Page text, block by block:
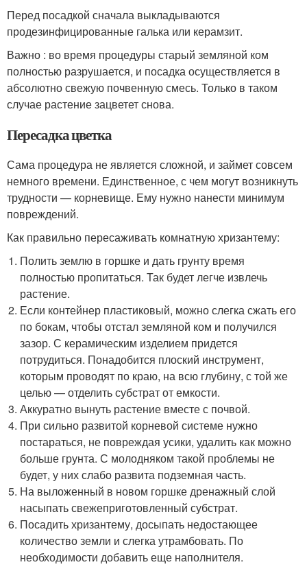
Перед посадкой сначала выкладываются
продезинфицированные галька или керамзит.
Важно : во время процедуры старый земляной ком
полностью разрушается, и посадка осуществляется в
абсолютно свежую почвенную смесь. Только в таком
случае растение зацветет снова.
Пересадка цветка
Сама процедура не является сложной, и займет совсем
немного времени. Единственное, с чем могут возникнуть
трудности — корневище. Ему нужно нанести минимум
повреждений.
Как правильно пересаживать комнатную хризантему:
Полить землю в горшке и дать грунту время
полностью пропитаться. Так будет легче извлечь
растение.
Если контейнер пластиковый, можно слегка сжать его
по бокам, чтобы отстал земляной ком и получился
зазор. С керамическим изделием придется
потрудиться. Понадобится плоский инструмент,
которым проводят по краю, на всю глубину, с той же
целью — отделить субстрат от емкости.
Аккуратно вынуть растение вместе с почвой.
При сильно развитой корневой системе нужно
постараться, не повреждая усики, удалить как можно
больше грунта. С молодняком такой проблемы не
будет, у них слабо развита подземная часть.
На выложенный в новом горшке дренажный слой
насыпать свежеприготовленный субстрат.
Посадить хризантему, досыпать недостающее
количество земли и слегка утрамбовать. По
необходимости добавить еще наполнителя.